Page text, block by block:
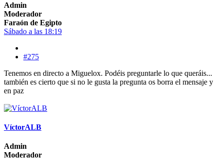
Admin
Moderador
Faraón de Egipto
Sábado a las 18:19
#275
Tenemos en directo a Miguelox. Podéis preguntarle lo que queráis...
también es cierto que si no le gusta la pregunta os borra el mensaje y
en paz
VíctorALB
Admin
Moderador